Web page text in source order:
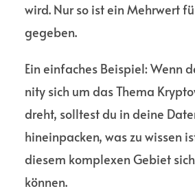
wird. Nur so ist ein Mehrwert
gegeben.
Ein einfaches Beispiel: Wenn
nity sich um das Thema
dreht, solltest du in deine
hinein­packen, was zu wissen
diesem komplexen Gebiet
können.